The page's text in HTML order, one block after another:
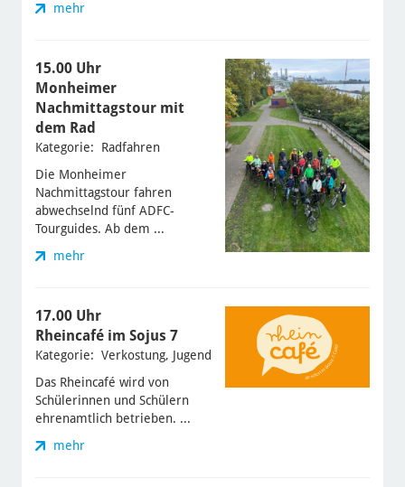
mehr
15.00 Uhr
Monheimer
Nachmittagstour mit
dem Rad
Kategorie: Radfahren
Die Monheimer
Nachmittagstour fahren
abwechselnd fünf ADFC-
Tourguides. Ab dem ...
mehr
17.00 Uhr
Rheincafé im Sojus 7
Kategorie: Verkostung, Jugend
Das Rheincafé wird von
Schülerinnen und Schülern
ehrenamtlich betrieben. ...
mehr